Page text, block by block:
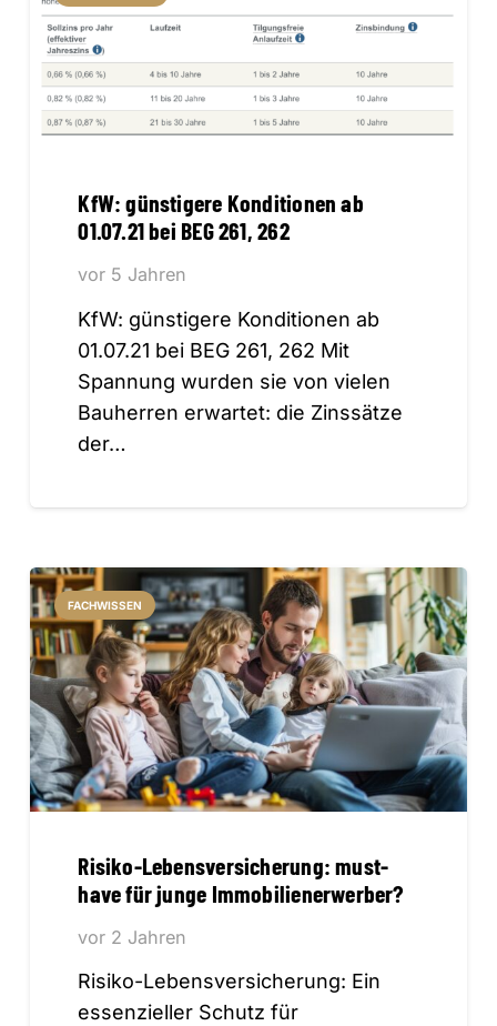
KfW: günstigere Konditionen ab
01.07.21 bei BEG 261, 262
vor 5 Jahren
KfW: günstigere Konditionen ab
01.07.21 bei BEG 261, 262 Mit
Spannung wurden sie von vielen
Bauherren erwartet: die Zinssätze
der…
FACHWISSEN
Risiko-Lebensversicherung: must-
have für junge Immobilienerwerber?
vor 2 Jahren
Risiko-Lebensversicherung: Ein
essenzieller Schutz für